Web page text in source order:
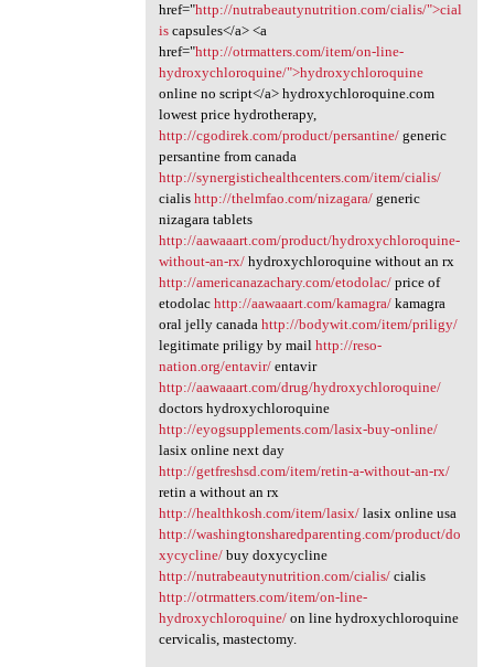
href="http://nutrabeautynutrition.com/cialis/">cial
iscapsules</a> <a
href="http://otrmatters.com/item/on-line-
hydroxychloroquine/">hydroxychloroquine
online no script</a> hydroxychloroquine.com
lowest price hydrotherapy,
http://cgodirek.com/product/persantine/generic
persantine from canada
http://synergistichealthcenters.com/item/cialis/
cialis http://thelmfao.com/nizagara/generic
nizagara tablets
http://aawaaart.com/product/hydroxychloroquine-
without-an-rx/hydroxychloroquine without an rx
http://americanazachary.com/etodolac/price of
etodolac http://aawaaart.com/kamagra/kamagra
oral jelly canada http://bodywit.com/item/priligy/
legitimate priligy by mail http://reso-
nation.org/entavir/entavir
http://aawaaart.com/drug/hydroxychloroquine/
doctors hydroxychloroquine
http://eyogsupplements.com/lasix-buy-online/
lasix online next day
http://getfreshsd.com/item/retin-a-without-an-rx/
retin a without an rx
http://healthkosh.com/item/lasix/lasix online usa
http://washingtonsharedparenting.com/product/do
xycycline/buy doxycycline
http://nutrabeautynutrition.com/cialis/cialis
http://otrmatters.com/item/on-line-
hydroxychloroquine/on line hydroxychloroquine
cervicalis, mastectomy.